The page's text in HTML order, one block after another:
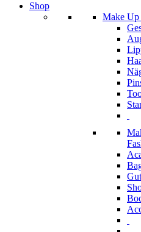
Shop
Make Up